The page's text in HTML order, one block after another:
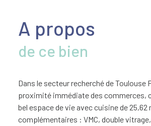
A propos
de ce bien
Dans le secteur recherché de
proximité immédiate des commerces,
bel espace de vie avec cuisine de 25,62
complémentaires : VMC, double